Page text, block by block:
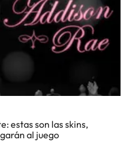
estas son las skins,
al juego